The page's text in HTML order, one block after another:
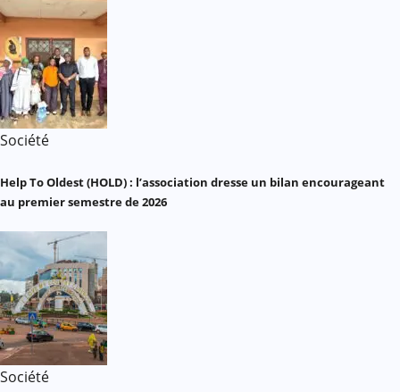
Société
Help To Oldest (HOLD) : l’association dresse un bilan encourageant
au premier semestre de 2026
Société